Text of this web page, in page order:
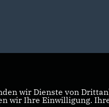
wir Dienste von
wir Ihre Einwilligung.